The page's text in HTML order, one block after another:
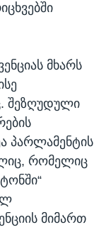
მხარს
შეზღუდული
პარლამენტის
რომელიც
მიმართ